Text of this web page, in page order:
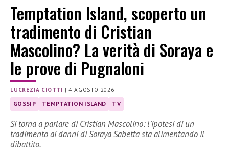
Temptation Island, scoperto un
tradimento di Cristian
Mascolino? La verità di Soraya e
le prove di Pugnaloni
LUCREZIA CIOTTI |4 AGOSTO 2026
GOSSIP TEMPTATION ISLAND TV
Si torna a parlare di Cristian Mascolino: l’ipotesi di un
tradimento ai danni di Soraya Sabetta sta alimentando il
dibattito.